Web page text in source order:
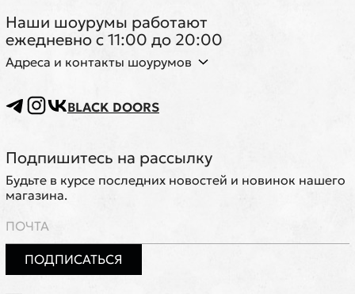
Наши шоурумы работают
ежедневно с 11:00 до 20:00
Адреса и контакты шоурумов
BLACK DOORS
Подпишитесь на рассылку
Будьте в курсе последних новостей и новинок нашего
магазина.
ПОДПИСАТЬСЯ